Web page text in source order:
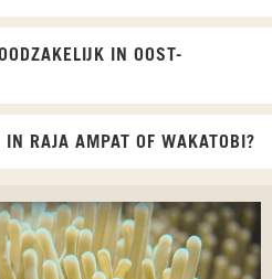
IN OOST-
IN RAJA AMPAT OF WAKATOBI?